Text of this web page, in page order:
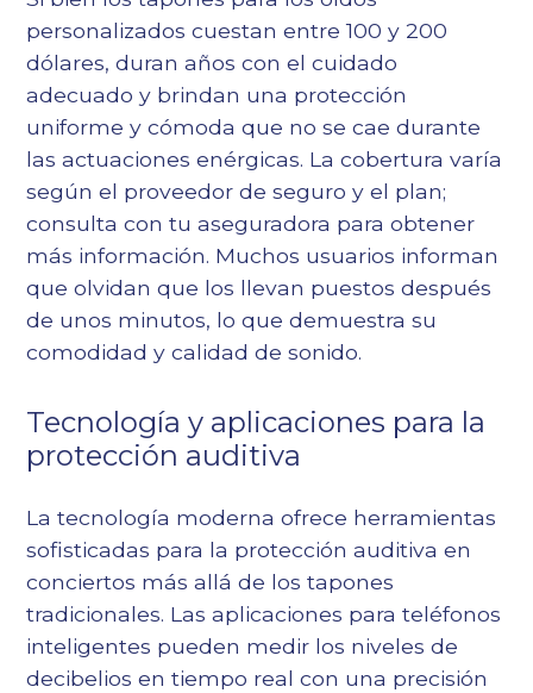
personalizados cuestan entre 100 y 200
dólares, duran años con el cuidado
adecuado y brindan una protección
uniforme y cómoda que no se cae durante
las actuaciones enérgicas. La cobertura varía
según el proveedor de seguro y el plan;
consulta con tu aseguradora para obtener
más información. Muchos usuarios informan
que olvidan que los llevan puestos después
de unos minutos, lo que demuestra su
comodidad y calidad de sonido.
Tecnología y aplicaciones para la
protección auditiva
La tecnología moderna ofrece herramientas
sofisticadas para la protección auditiva en
conciertos más allá de los tapones
tradicionales. Las aplicaciones para teléfonos
inteligentes pueden medir los niveles de
decibelios en tiempo real con una precisión